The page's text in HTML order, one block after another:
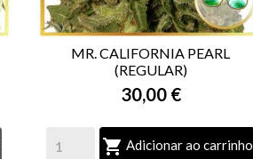
VISTA RÁPIDA
MR. CALIFORNIA PEARL
(REGULAR)
30,00 €
 Adicionar ao carrinho